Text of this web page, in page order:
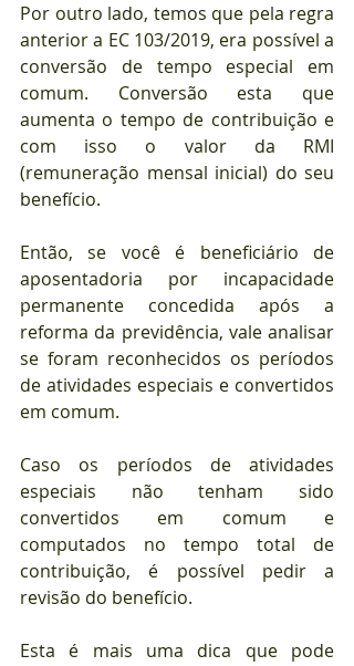
Por outro lado, temos que pela regra
anterior a EC 103/2019, era possível a
conversão de tempo especial em
comum. Conversão esta que
aumenta o tempo de contribuição e
com isso o valor da RMI
(remuneração mensal inicial) do seu
benefício.
Então, se você é beneficiário de
aposentadoria por incapacidade
permanente concedida após a
reforma da previdência, vale analisar
se foram reconhecidos os períodos
de atividades especiais e convertidos
em comum.
Caso os períodos de atividades
especiais não tenham sido
convertidos em comum e
computados no tempo total de
contribuição, é possível pedir a
revisão do benefício.
Esta é mais uma dica que pode